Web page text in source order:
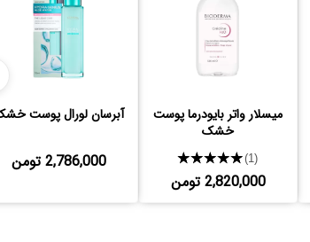
میسلار واتر بایودرما پوست
خشک
★★★★★(1)
2,820,000 تومن
آبرسان لورال پوست
2,786,000 تومن